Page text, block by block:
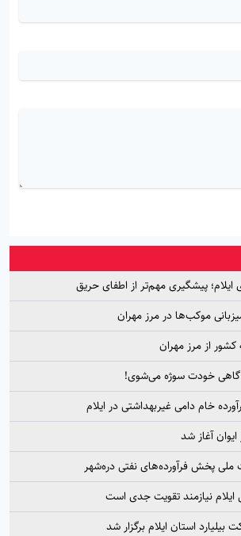
پیشگیری مهم‌تر از اطفای حریق
موکب‌ها در مرز مهران
کشور از مرز مهران
گاهی خودت سوژه می‌شوی!
آغاز شد
پخش فرآورده‌های نفتی دره‌شهر
نیازمند تقویت جدی است
بیلیارد استان ایلام برگزار شد